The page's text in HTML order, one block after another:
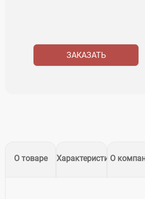
ЗАКАЗАТЬ
О товаре Характеристики
О